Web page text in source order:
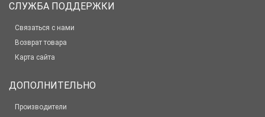
СЛУЖБА ПОДДЕРЖКИ
Связаться с нами
Возврат товара
Карта сайта
ДОПОЛНИТЕЛЬНО
Производители